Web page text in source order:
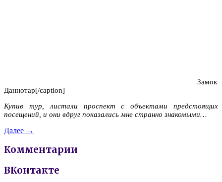
Замок
Даннотар[/caption]
Купив тур, листали проспект с объектами предстоящих
посещений, и они вдруг показались мне странно знакомыми…
Далее →
Комментарии
ВКонтакте